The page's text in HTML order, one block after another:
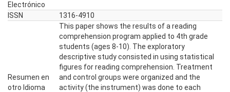
Electrónico
ISSN 1316-4910
Resumen en
otro Idioma
This paper shows the results of a reading
comprehension program applied to 4th grade
students (ages 8-10). The exploratory
descriptive study consisted in using statistical
figures for reading comprehension. Treatment
and control groups were organized and the
activity (the instrument) was done to each